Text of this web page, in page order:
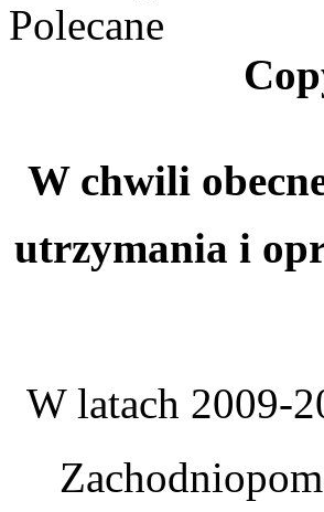
Polecane
W chwili
utrzymania i
W latach 2009-